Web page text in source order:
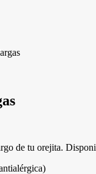
de tu orejita.